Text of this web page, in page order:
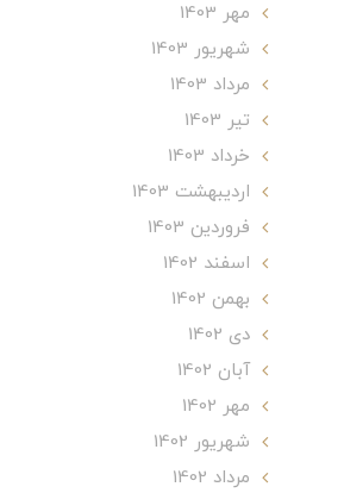
مهر 1403
شهریور 1403
مرداد 1403
تير 1403
خرداد 1403
ارديبهشت 1403
فروردین 1403
اسفند 1402
بهمن 1402
دی 1402
آبان 1402
مهر 1402
شهریور 1402
مرداد 1402